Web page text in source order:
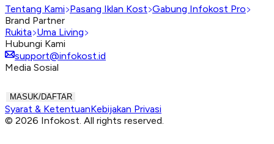
Tentang Kami Pasang Iklan Kost Gabung Infokost Pro
Brand Partner
Rukita Uma Living
Hubungi Kami
support@infokost.id
Media Sosial
MASUK/DAFTAR
Syarat & KetentuanKebijakan Privasi
© 2026 Infokost. All rights reserved.